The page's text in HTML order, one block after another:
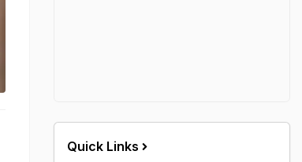
Quick Links